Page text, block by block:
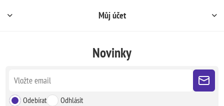
Můj účet
Novinky
Odebírat Odhlásit